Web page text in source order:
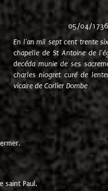
05/04/1736
En l'an mil sept cent trente
chapelle de St Antoine de
decéda munie de ses
charles niogret curé de
vicaire de Corlier Dombe
saint Paul.